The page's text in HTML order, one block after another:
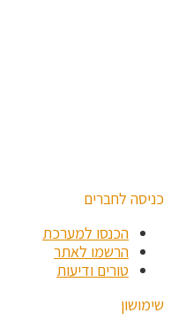
כניסה לחברים
הכנסו למערכת
הרשמו לאתר
טורים ודיעות
שימושון